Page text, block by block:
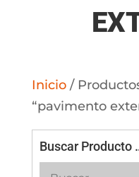
Inicio/
“pavimento
Buscar Producto